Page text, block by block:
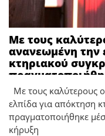
Με τους
ανανεωμένη την
κτηριακού
ενθουσιασμού η
Κινηματογράφου
Νέους στο
Πύργου
Με τους καλύτερους
ελπίδα για απόκτηση
πραγματοποιήθηκε
κήρυξη